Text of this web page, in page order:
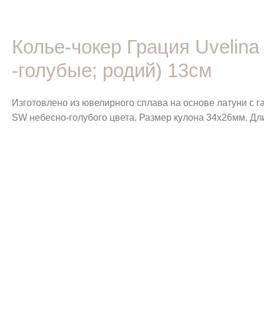
Колье-чокер Грация
-голубые; родий) 13см
Изготовлено из ювелирного сплава на основе латуни
SW небесно-голубого цвета. Размер кулона 34х26мм.